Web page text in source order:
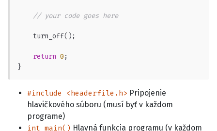
// your code goes here
    turn_off();
return 0 ;
}
#include <headerfile.h> Pripojenie
hlavičkového súboru (musí byť v každom
programe)
int main() Hlavná funkcia programu (v každom